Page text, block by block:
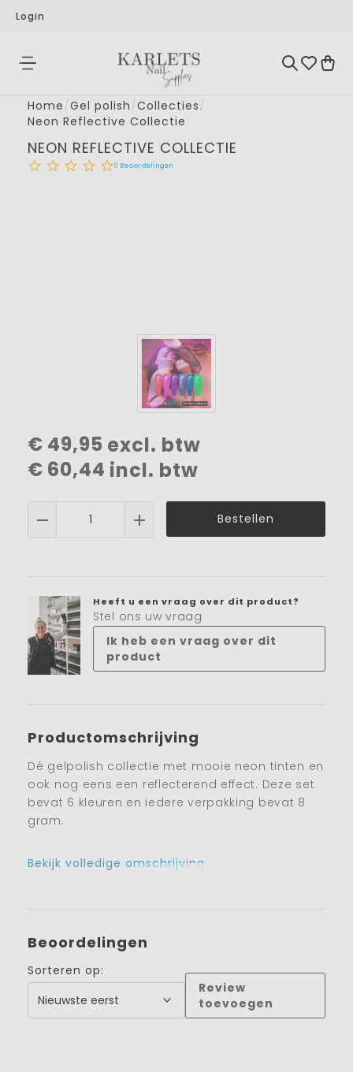
Login
Home/Gel polish/Collecties/
Neon Reflective Collectie
NEON REFLECTIVE COLLECTIE
0 Beoordelingen
€ 49,95 excl. btw
€ 60,44 incl. btw
Bestellen
Heeft u een vraag over dit product?
Stel ons uw vraag
Ik heb een vraag over dit
product
Productomschrijving
Dé gelpolish collectie met mooie neon tinten en
ook nog eens een reflecterend effect. Deze set
bevat 6 kleuren en iedere verpakking bevat 8
gram.
Bekijk volledige omschrijving
Beoordelingen
Sorteren op:
Review
toevoegen